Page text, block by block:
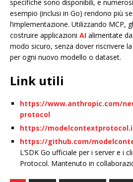
specifiche sono disponibili, e
esempio (inclusi in Go) rendono più
l’implementazione. Utilizzando MCP,
costruire applicazioni AI alimentate
modo sicuro, senza dover riscrivere
per ogni nuovo modello o dataset.
Link utili
https://www.anthropic.com/
protocol
https://
https://github.com/
L’SDK Go ufficiale per i server e i
Protocol. Mantenuto in